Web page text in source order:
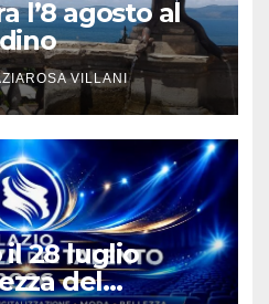
l’8 agosto al
VILLANI
il 28 luglio
del